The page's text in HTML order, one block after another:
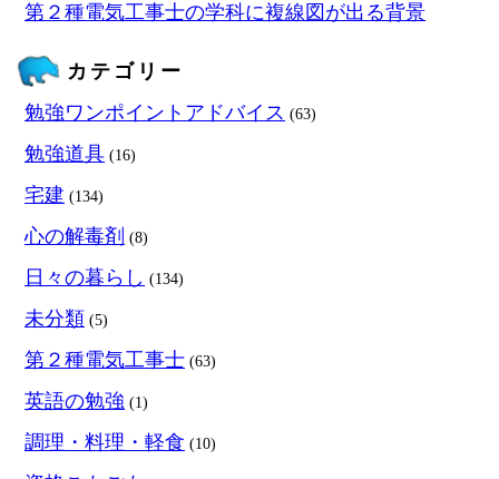
第２種電気工事士の学科に複線図が出る背景
カテゴリー
勉強ワンポイントアドバイス (63)
勉強道具 (16)
宅建 (134)
心の解毒剤 (8)
日々の暮らし (134)
未分類 (5)
第２種電気工事士 (63)
英語の勉強 (1)
調理・料理・軽食 (10)